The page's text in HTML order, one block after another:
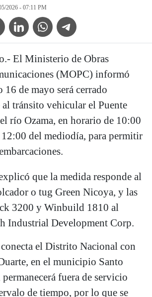
2026 - 07:11 PM
Icon
Linkedin IconWhatsApp IconTelegram Icon
El Ministerio de Obras
(MOPC) informó
16 de mayo será cerrado
tránsito vehicular el Puente
río Ozama, en horario de 10:00
12:00 del mediodía, para permitir
que la medida responde al
o tug Green Nicoya, y las
3200 y Winbuild 1810 al
Industrial Development Corp.
el Distrito Nacional con
en el municipio Santo
fuera de servicio
de tiempo, por lo que se